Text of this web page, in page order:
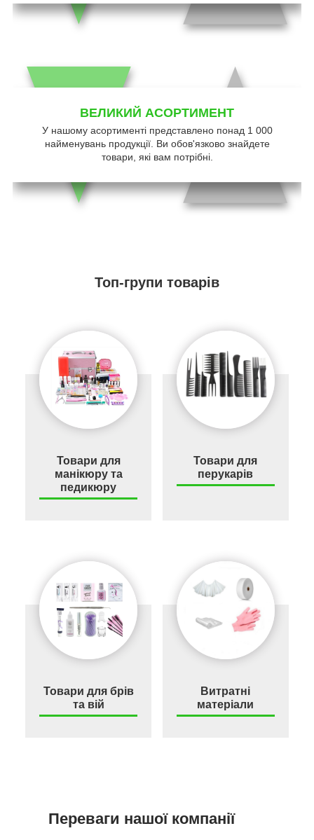
ВЕЛИКИЙ АСОРТИМЕНТ
У нашому асортименті представлено понад 1 000
найменувань продукції. Ви обов'язково знайдете
товари, які вам потрібні.
Топ-групи товарів
Товари для
манікюру та
педикюру
Товари для
перукарів
Товари для брів
та вій
Витратні
матеріали
Переваги нашої компанії